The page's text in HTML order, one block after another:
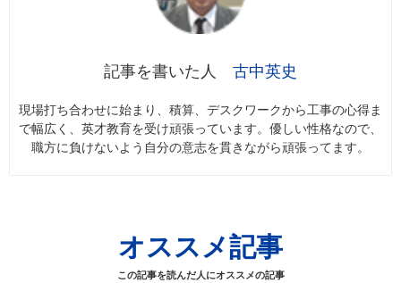
古中英史
現場打ち合わせに始まり、積算、デスクワークから工事の心得ま
で幅広く、英才教育を受け頑張っています。優しい性格なので、
職方に負けないよう自分の意志を貫きながら頑張ってます。
オススメ記事
この記事を読んだ人にオススメの記事